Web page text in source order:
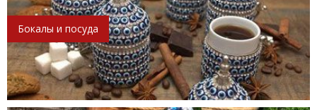
Бокалы и посуда